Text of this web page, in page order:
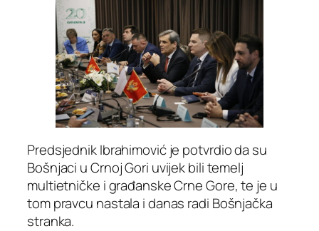
Predsjednik Ibrahimović je potvrdio da su
Bošnjaci u Crnoj Gori uvijek bili temelj
multietničke i građanske Crne Gore, te je u
tom pravcu nastala i danas radi Bošnjačka
stranka.